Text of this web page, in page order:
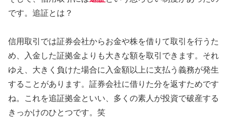
です。追証とは？
信用取引では証券会社からお金や株を借りて取引を行うた
め、入金した証拠金よりも大きな額を取引できます。それ
ゆえ、大きく負けた場合に入金額以上に支払う義務が発生
することがあります。証券会社に借りた分を返すためです
ね。これを追証拠金といい、多くの素人が投資で破産する
きっかけのひとつです。笑